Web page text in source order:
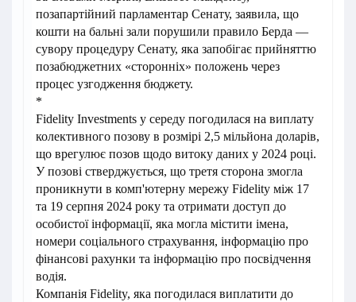
позапартійний парламентар Сенату, заявила, що
кошти на бальні зали порушили правило Берда —
сувору процедуру Сенату, яка запобігає прийняттю
позабюджетних «сторонніх» положень через
процес узгодження бюджету.
*
Fidelity Investments у середу погодилася на виплату
колективного позову в розмірі 2,5 мільйона доларів,
що врегулює позов щодо витоку даних у 2024 році.
У позові стверджується, що третя сторона змогла
проникнути в комп'ютерну мережу Fidelity між 17
та 19 серпня 2024 року та отримати доступ до
особистої інформації, яка могла містити імена,
номери соціального страхування, інформацію про
фінансові рахунки та інформацію про посвідчення
водія.
Компанія Fidelity, яка погодилася виплатити до